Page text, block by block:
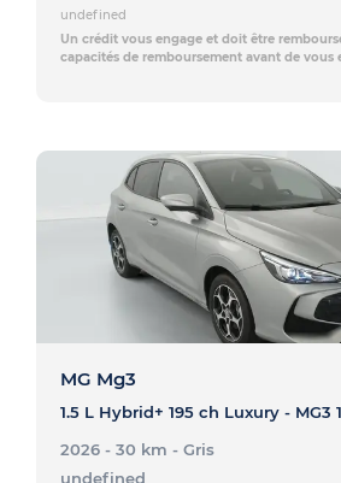
undefined
Un crédit vous engage et doit être
capacités de remboursement avant de vous
MG Mg3
2026 - 30 km - Gris
undefined